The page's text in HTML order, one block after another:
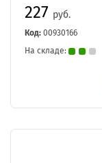
227 руб.
Код: 00930166
На складе: